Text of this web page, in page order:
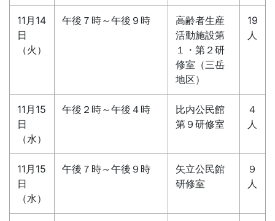
11月14
日
（火）
午後７時～午後９時
高齢者生産
活動施設第
１・第２研
修室（三岳
地区）
19
人
11月15
日
（水）
午後２時～午後４時
比内公民館
第９研修室
４
人
11月15
日
（水）
午後７時～午後９時
矢立公民館
研修室
９
人